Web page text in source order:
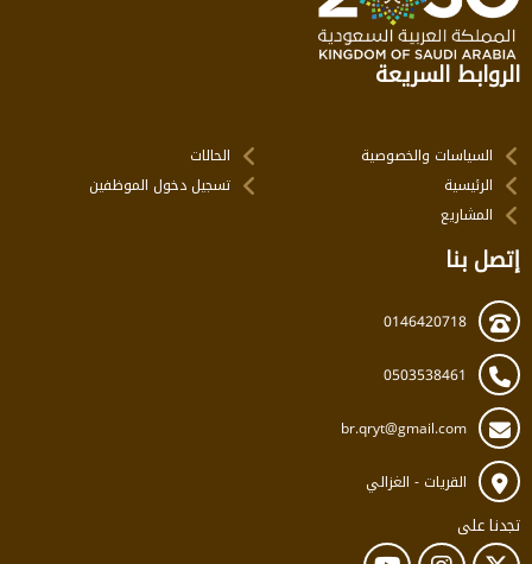
الروابط السريعة
السياسات والخصوصية
الرئيسية
المشاريع
الحالات
تسجيل دخول الموظفين
إتصل بنا
0146420718
0503538461
br.qryt@gmail.com
القريات - الغزالي
تجدنا على